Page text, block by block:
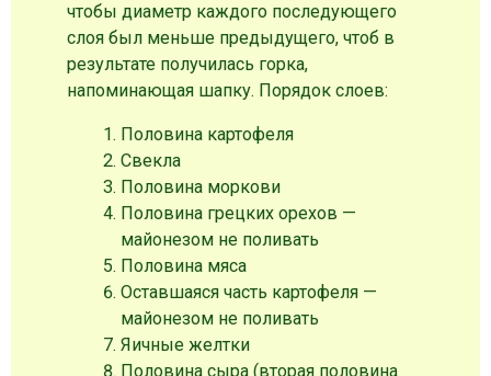
чтобы диаметр каждого последующего
слоя был меньше предыдущего, чтоб в
результате получилась горка,
напоминающая шапку. Порядок слоев:
Половина картофеля
Свекла
Половина моркови
Половина грецких орехов —
майонезом не поливать
Половина мяса
Оставшаяся часть картофеля —
майонезом не поливать
Яичные желтки
Половина сыра (вторая половина